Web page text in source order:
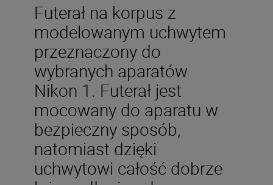
Futerał na korpus z
modelowanym uchwytem
przeznaczony do
wybranych aparatów
Nikon 1. Futerał jest
mocowany do aparatu w
bezpieczny sposób,
natomiast dzięki
uchwytowi całość dobrze